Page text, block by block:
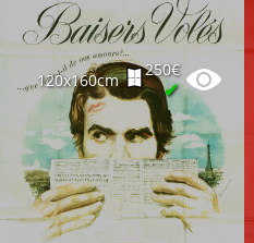
120x160cm
250€
✔